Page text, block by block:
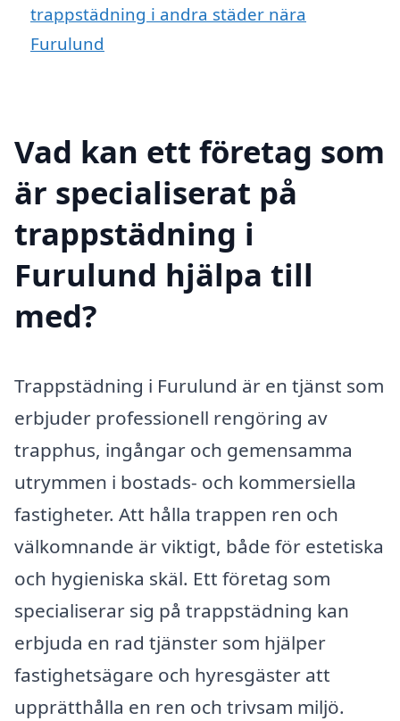
trappstädning i andra städer nära
Furulund
Vad kan ett företag som
är specialiserat på
trappstädning i
Furulund hjälpa till
med?
Trappstädning i Furulund är en tjänst som
erbjuder professionell rengöring av
trapphus, ingångar och gemensamma
utrymmen i bostads- och kommersiella
fastigheter. Att hålla trappen ren och
välkomnande är viktigt, både för estetiska
och hygieniska skäl. Ett företag som
specialiserar sig på trappstädning kan
erbjuda en rad tjänster som hjälper
fastighetsägare och hyresgäster att
upprätthålla en ren och trivsam miljö.